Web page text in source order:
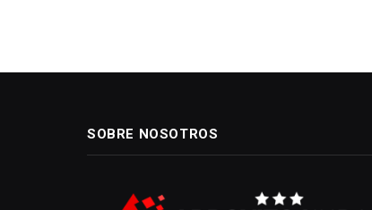
SOBRE NOSOTROS